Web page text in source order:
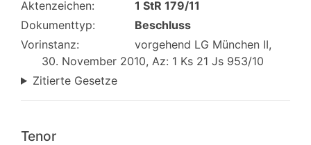
Aktenzeichen:
1 StR 179/11
Dokumenttyp:
Beschluss
Vorinstanz:
vorgehend LG München II,
30. November 2010, Az: 1 Ks 21 Js 953/10
Zitierte Gesetze
Tenor